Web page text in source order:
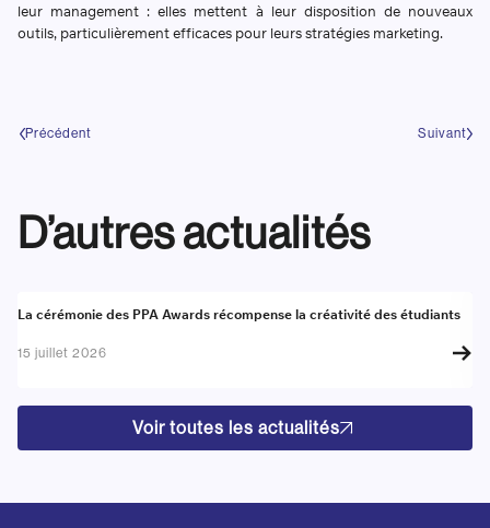
leur management : elles mettent à leur disposition de nouveaux
outils, particulièrement efficaces pour leurs stratégies marketing.
Précédent Suivant
D’autres actualités
Actualité
La cérémonie des PPA Awards récompense la créativité des étudiants
15 juillet 2026
Voir toutes les actualités